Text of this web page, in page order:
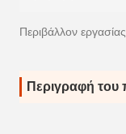
Περιβάλλον
Περιγραφή του